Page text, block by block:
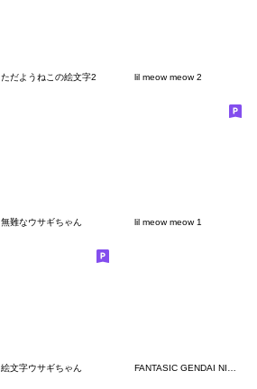
ただようねこの絵文字2 lil meow meow 2
無難なウサギちゃん lil meow meow 1
絵文字ウサギちゃん